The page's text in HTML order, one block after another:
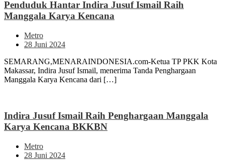
Penduduk Hantar Indira Jusuf Ismail Raih
Manggala Karya Kencana
Metro
28 Juni 2024
SEMARANG,MENARAINDONESIA.com-Ketua TP PKK Kota
Makassar, Indira Jusuf Ismail, menerima Tanda Penghargaan
Manggala Karya Kencana dari […]
Indira Jusuf Ismail Raih Penghargaan Manggala
Karya Kencana BKKBN
Metro
28 Juni 2024